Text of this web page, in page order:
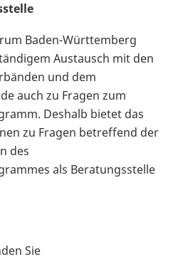
Baden-Württemberg
Austausch mit den
und dem
auch zu Fragen zum
Deshalb bietet das
zu Fragen betreffend der
des
als Beratungsstelle
Sie